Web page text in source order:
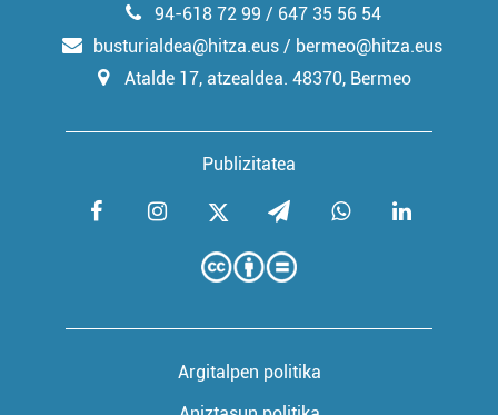
Publizitatea
94-618 72 99 / 647 35 56 54
busturialdea@hitza.eus / bermeo@hitza.eus
Atalde 17, atzealdea. 48370, Bermeo
Argitalpen politika